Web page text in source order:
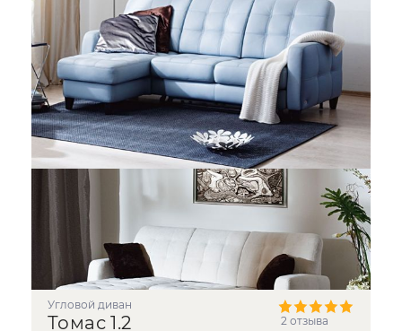
угловой диван
Томас 1.2 2 отзыва